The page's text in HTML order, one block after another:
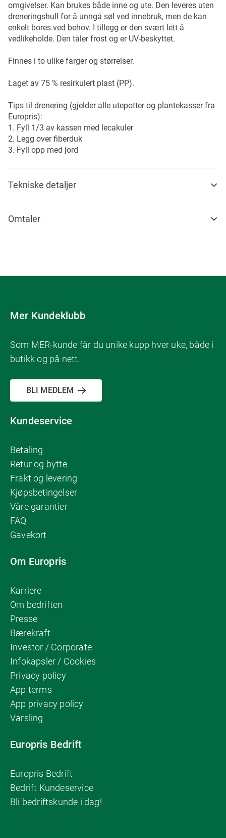
omgivelser. Kan brukes både inne og ute. Den leveres uten
dreneringshull for å unngå søl ved innebruk, men de kan
enkelt bores ved behov. I tillegg er den svært lett å
vedlikeholde. Den tåler frost og er UV-beskyttet.
Finnes i to ulike farger og størrelser.
Laget av 75 % resirkulert plast (PP).
Tips til drenering (gjelder alle utepotter og plantekasser fra
Europris):
1. Fyll 1/3 av kassen med lecakuler
2. Legg over fiberduk
3. Fyll opp med jord
Tekniske detaljer
Omtaler
Mer Kundeklubb
Som MER-kunde får du unike kupp hver uke, både i
butikk og på nett.
BLI MEDLEM
Kundeservice
Betaling
Retur og bytte
Frakt og levering
Kjøpsbetingelser
Våre garantier
FAQ
Gavekort
Om Europris
Karriere
Om bedriften
Presse
Bærekraft
Investor / Corporate
Infokapsler / Cookies
Privacy policy
App terms
App privacy policy
Varsling
Europris Bedrift
Europris Bedrift
Bedrift Kundeservice
Bli bedriftskunde i dag!